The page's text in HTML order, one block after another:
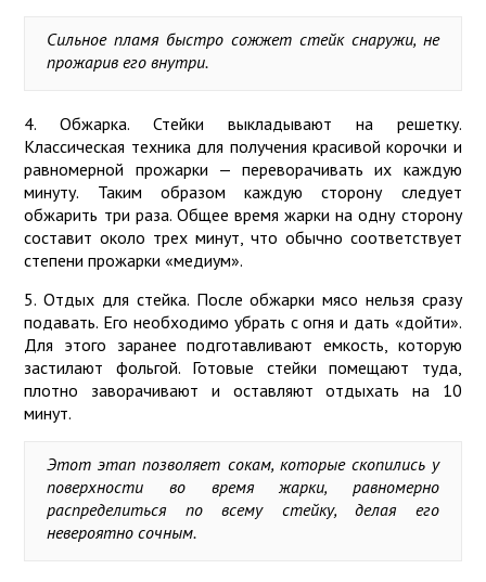
Сильное пламя быстро сожжет стейк снаружи, не
прожарив его внутри.
4. Обжарка. Стейки выкладывают на решетку.
Классическая техника для получения красивой корочки и
равномерной прожарки — переворачивать их каждую
минуту. Таким образом каждую сторону следует
обжарить три раза. Общее время жарки на одну сторону
составит около трех минут, что обычно соответствует
степени прожарки «медиум».
5. Отдых для стейка. После обжарки мясо нельзя сразу
подавать. Его необходимо убрать с огня и дать «дойти».
Для этого заранее подготавливают емкость, которую
застилают фольгой. Готовые стейки помещают туда,
плотно заворачивают и оставляют отдыхать на 10
минут.
Этот этап позволяет сокам, которые скопились у
поверхности во время жарки, равномерно
распределиться по всему стейку, делая его
невероятно сочным.